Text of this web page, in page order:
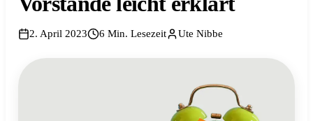
2. April 2023 6 Min. Lesezeit Ute Nibbe